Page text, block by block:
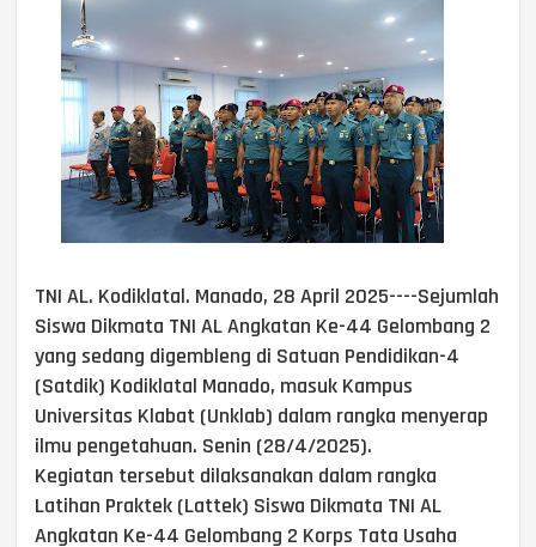
TNI AL. Kodiklatal. Manado, 28 April 2025----Sejumlah
Siswa Dikmata TNI AL Angkatan Ke-44 Gelombang 2
yang sedang digembleng di Satuan Pendidikan-4
(Satdik) Kodiklatal Manado, masuk Kampus
Universitas Klabat (Unklab) dalam rangka menyerap
ilmu pengetahuan. Senin (28/4/2025).
Kegiatan tersebut dilaksanakan dalam rangka
Latihan Praktek (Lattek) Siswa Dikmata TNI AL
Angkatan Ke-44 Gelombang 2 Korps Tata Usaha